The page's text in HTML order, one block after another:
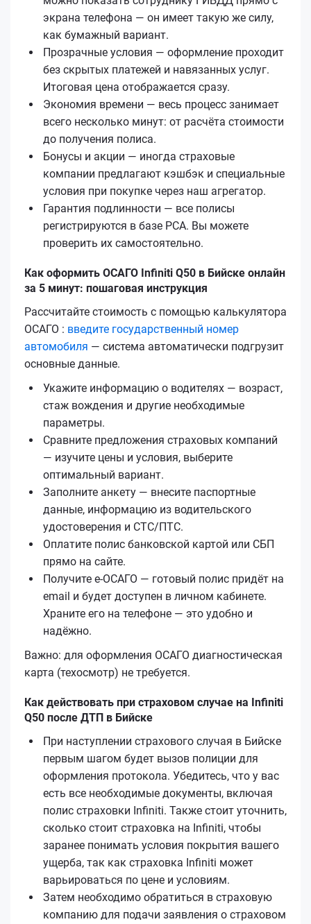
экрана телефона — он имеет такую же силу,
как бумажный вариант.
Прозрачные условия — оформление проходит
без скрытых платежей и навязанных услуг.
Итоговая цена отображается сразу.
Экономия времени — весь процесс занимает
всего несколько минут: от расчёта стоимости
до получения полиса.
Бонусы и акции — иногда страховые
компании предлагают кэшбэк и специальные
условия при покупке через наш агрегатор.
Гарантия подлинности — все полисы
регистрируются в базе РСА. Вы можете
проверить их самостоятельно.
Как оформить ОСАГО Infiniti Q50 в Бийске онлайн
за 5 минут: пошаговая инструкция
Рассчитайте стоимость с помощью калькулятора
ОСАГО : введите государственный номер
автомобиля — система автоматически подгрузит
основные данные.
Укажите информацию о водителях — возраст,
стаж вождения и другие необходимые
параметры.
Сравните предложения страховых компаний
— изучите цены и условия, выберите
оптимальный вариант.
Заполните анкету — внесите паспортные
данные, информацию из водительского
удостоверения и СТС/ПТС.
Оплатите полис банковской картой или СБП
прямо на сайте.
Получите е‑ОСАГО — готовый полис придёт на
email и будет доступен в личном кабинете.
Храните его на телефоне — это удобно и
надёжно.
Важно: для оформления ОСАГО диагностическая
карта (техосмотр) не требуется.
Как действовать при страховом случае на Infiniti
Q50 после ДТП в Бийске
При наступлении страхового случая в Бийске
первым шагом будет вызов полиции для
оформления протокола. Убедитесь, что у вас
есть все необходимые документы, включая
полис страховки Infiniti. Также стоит уточнить,
сколько стоит страховка на Infiniti, чтобы
заранее понимать условия покрытия вашего
ущерба, так как страховка Infiniti может
варьироваться по цене и условиям.
Затем необходимо обратиться в страховую
компанию для подачи заявления о страховом